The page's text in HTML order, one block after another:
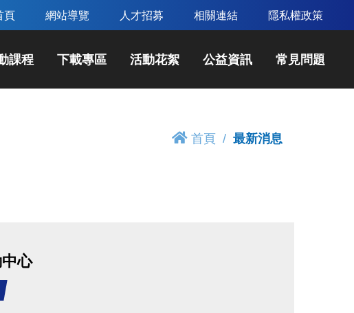
頁 網站導覽 人才招募 相關連結 隱私權政策
課程 下載專區 活動花絮 公益資訊 常見問題
首頁 最新消息
心